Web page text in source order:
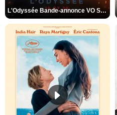
L'Odyssée Bande-annonce VO STFR